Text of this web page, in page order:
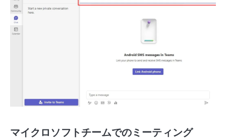
マイクロソフトチームでのミーティング